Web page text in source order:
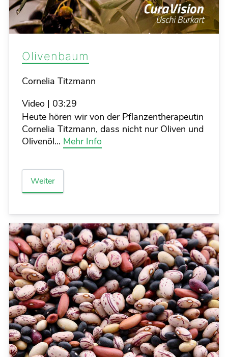
Olivenbaum
Details
Cornelia Titzmann
Video | 03:29
Heute hören wir von der Pflanzentherapeutin
Cornelia Titzmann, dass nicht nur Oliven und
Olivenöl... Mehr Info
Weiter